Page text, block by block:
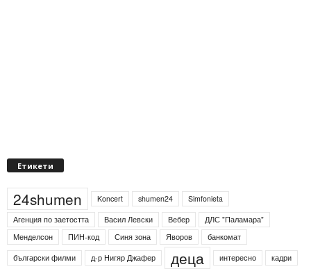
Етикети
24shumen Koncert shumen24
Simfonieta
Агенция по заетостта
Васил Левски Вебер
ДЛС "Паламара"
Менделсон
ПИН-код Синя зона Яворов
банкомат
български филми
д-р Нигяр Джафер деца интересно кадри